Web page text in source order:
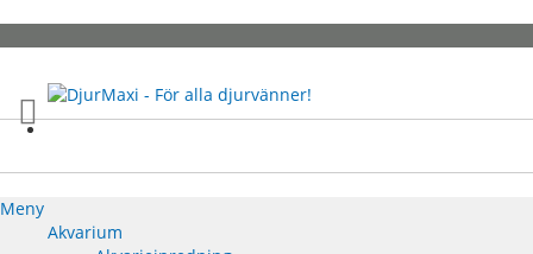
Content
Meny
Akvarium